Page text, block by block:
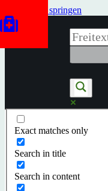
Zum Inhalt springen
Exact matches only
Search in title
Search in content